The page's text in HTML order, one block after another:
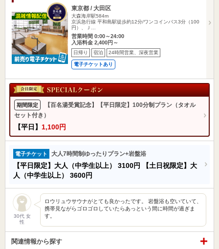
東京都 / 大田区
大森海岸駅584m
京浜急行線 平和島駅徒歩約12分/ワンコインバス3分（100
円）、Ｊ…
営業時間 0:00～24:00
入浴料金 2,400円～
日帰り 宿泊 24時間営業、深夜営業
電子チケットあり
期間限定
【百名湯受賞記念】【平日限定】100分制プラン（タオル
セット付き）
【平日】 1,100円
電子チケット 大人7時間制ゆったりプラン+岩盤浴
【平日限定】大人（中学生以上） 3100円
【土日祝限定】大
人（中学生以上） 3600円
30代 女
性
ロウリュウサウナがとても良かったです。 岩盤浴も空いていて、
携帯見ながらゴロゴロしていたらあっという間に時間が過ぎま
す。
関連情報から探す